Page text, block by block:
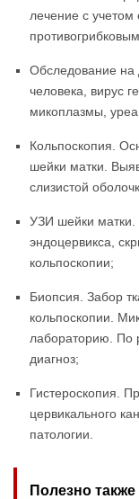
лечение с учетом
Обследование на
человека, вирус
микоплазмы,
Кольпоскопия.
шейки матки.
слизистой
УЗИ шейки матки.
эндоцервикса,
кольпоскопии;
Биопсия. Забор
кольпоскопии.
лабораторию. По
диагноз;
Гистероскопия.
цервикального
патологии.
Полезно также